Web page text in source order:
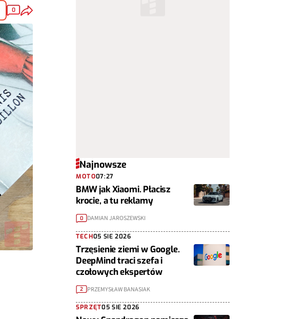
0
Najnowsze
MOTO07:27
BMW jak Xiaomi. Płacisz
krocie, a tu reklamy
0 DAMIAN JAROSZEWSKI
TECH05 SIE 2026
Trzęsienie ziemi w Google.
DeepMind traci szefa i
czołowych ekspertów
2 PRZEMYSŁAW BANASIAK
SPRZĘT05 SIE 2026